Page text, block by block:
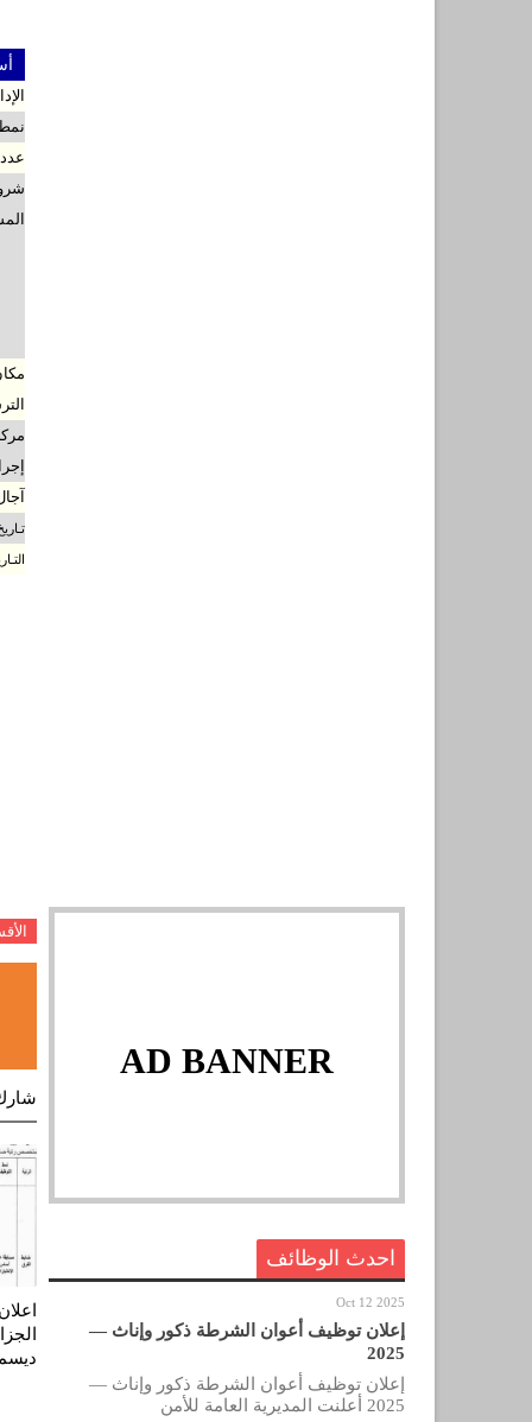
AD BANNER
احدث الوظائف
Oct 12 2025
إعلان توظيف أعوان الشرطة ذكور وإناث —
2025
إعلان توظيف أعوان الشرطة ذكور وإناث —
2025 أعلنت المديرية العامة للأمن
ديسمبر